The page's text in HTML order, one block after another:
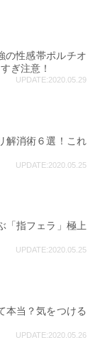
の性感帯ポルチオ
ぎ注意！
UPDATE:2020.05.29
解消術６選！これ
UPDATE:2020.05.25
「指フェラ」極上
UPDATE:2020.05.25
本当？気をつける
UPDATE:2020.05.26